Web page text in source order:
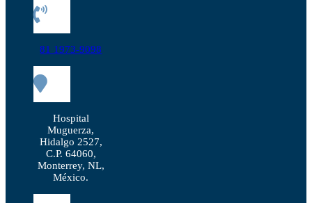
81 1973-9098
Hospital
Muguerza,
Hidalgo 2527,
C.P. 64060,
Monterrey, NL,
México.